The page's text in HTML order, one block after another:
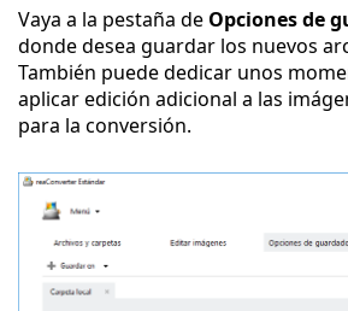
Vaya a la pestaña de Opciones de
donde desea guardar los nuevos
También puede dedicar unos
aplicar edición adicional a las
para la conversión.